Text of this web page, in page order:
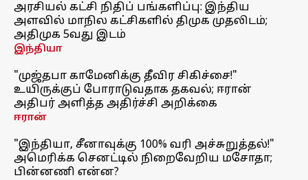
அரசியல் கட்சி நிதிப் பங்களிப்பு: இந்திய
அளவில் மாநில கட்சிகளில் திமுக முதலிடம்;
அதிமுக 5வது இடம்
இந்தியா
"முஜ்தபா காமேனிக்கு தீவிர சிகிச்சை!"
உயிருக்குப் போராடுவதாக தகவல்; ஈரான்
அதிபர் அளித்த அதிர்ச்சி அறிக்கை
ஈரான்
"இந்தியா, சீனாவுக்கு 100% வரி அச்சுறுத்தல்!"
அமெரிக்க செனட்டில் நிறைவேறிய மசோதா;
பின்னணி என்ன?